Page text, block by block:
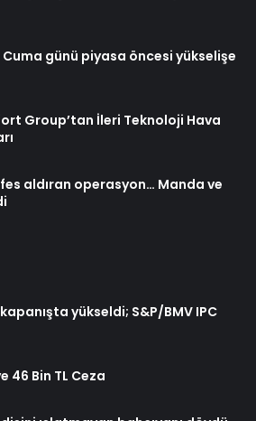
günü piyasa öncesi yükselişe
Group’tan İleri Teknoloji Hava
aldıran operasyon… Manda ve
yükseldi; S&P/BMV IPC
46 Bin TL Ceza